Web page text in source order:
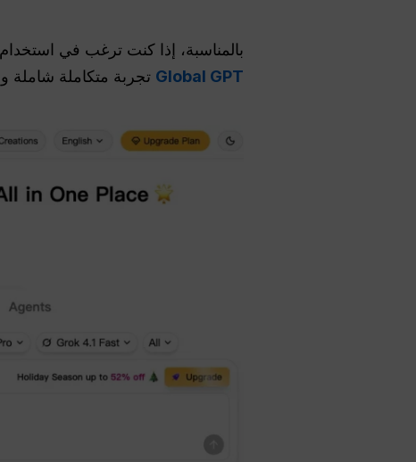
بالمناسبة، إذا كنت ترغب في استخدام ChatGPT مع
Global GPT تجربة متكاملة شاملة